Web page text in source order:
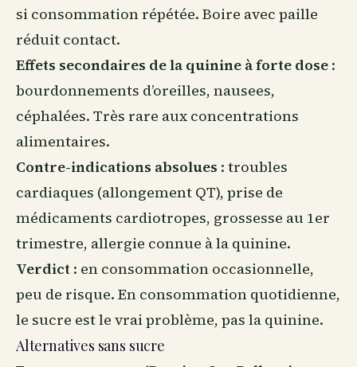
si consommation répétée. Boire avec paille
réduit contact.
Effets secondaires de la quinine à forte dose :
bourdonnements d’oreilles, nausees,
céphalées. Très rare aux concentrations
alimentaires.
Contre-indications absolues : troubles
cardiaques (allongement QT), prise de
médicaments cardiotropes, grossesse au 1er
trimestre, allergie connue à la quinine.
Verdict : en consommation occasionnelle,
peu de risque. En consommation quotidienne,
le sucre est le vrai problème, pas la quinine.
Alternatives sans sucre